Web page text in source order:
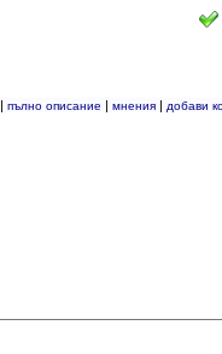
| пълно описание | мнения| добави